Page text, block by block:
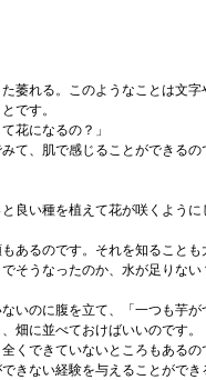
れる。このようなことは文字
です。
花になるの？」
、肌で感じることができる
良い種を植えて花が咲くように
あるのです。それを知ることも
そうなったのか、水が足り
のに腹を立て、「一つも芋
畑に並べておけばいいのです。
できていないところもある
きない経験を与えることができ